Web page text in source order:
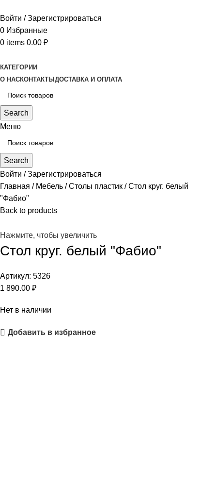
Войти / Зарегистрироваться
0 Избранные
0 items 0.00 ₽
КАТЕГОРИИ
О НАСКОНТАКТЫ ДОСТАВКА И ОПЛАТА
Search
Меню
Search
Войти / Зарегистрироваться
Главная
Мебель Столы пластик
Стол круг. белый
"Фабио"
Back to products
Нажмите, чтобы увеличить
Стол круг. белый "Фабио"
Артикул: 5326
1 890.00 ₽
Нет в наличии
Добавить в избранное